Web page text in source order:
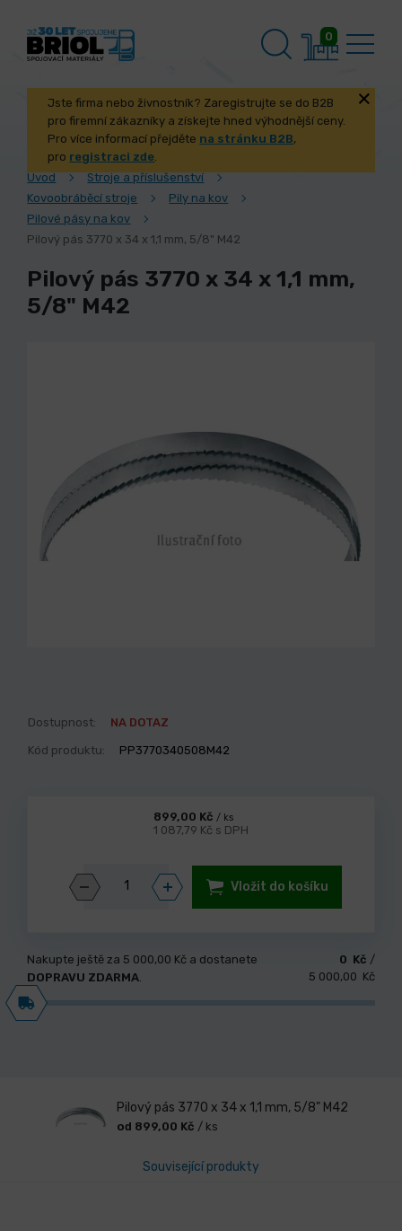
0
Jste firma nebo živnostník? Zaregistrujte se do B2B
pro firemní zákazníky a získejte hned výhodnější ceny.
Pro více informací přejděte na stránku B2B,
pro registraci zde.
Úvod
Stroje a příslušenství
Kovoobráběcí stroje
Pily na kov
Pilové pásy na kov
Pilový pás 3770 x 34 x 1,1 mm, 5/8" M42
Pilový pás 3770 x 34 x 1,1 mm,
5/8" M42
Dostupnost: NA DOTAZ
Kód produktu: PP3770340508M42
899,00 Kč / ks
1 087,79 Kč s DPH
Vložit do košíku
Nakupte ještě za 5 000,00 Kč a dostanete
DOPRAVU ZDARMA.
0 Kč /
5 000,00 Kč
Pilový pás 3770 x 34 x 1,1 mm, 5/8" M42
od 899,00 Kč / ks
Související produkty